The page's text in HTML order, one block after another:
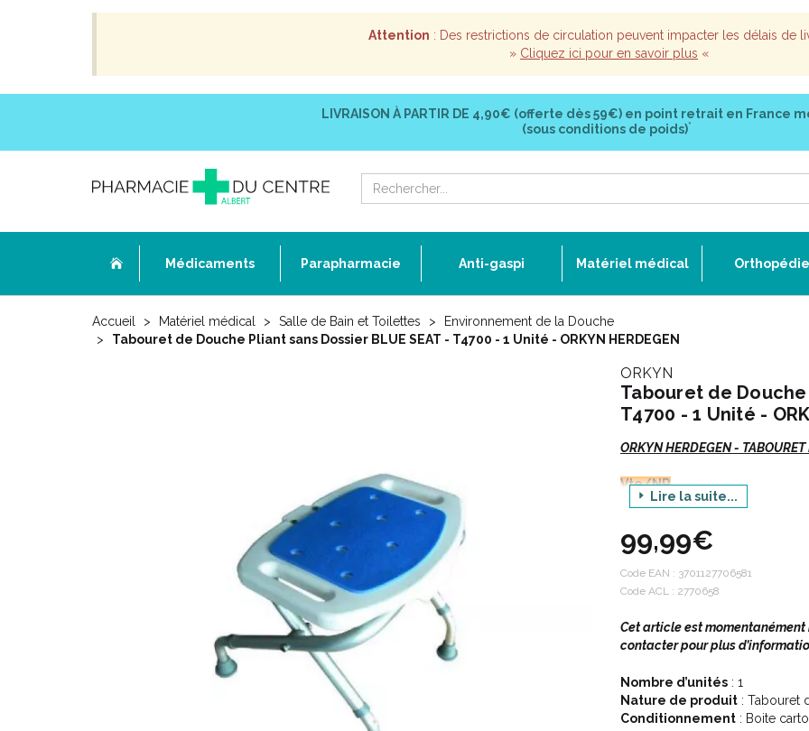
Attention : Des restrictions de circulation peuvent impacter les délais de
» Cliquez ici pour en savoir plus «
LIVRAISON À PARTIR DE 4,90€ (offerte dès 59€) en point retrait en France
(sous conditions de poids)*
Médicaments Parapharmacie Anti-gaspi Matériel médical Orthopédie
Accueil Matériel médical Salle de Bain et Toilettes
Environnement de la Douche
Tabouret de Douche Pliant sans Dossier BLUE SEAT - T4700 - 1 Unité - ORKYN HERDEGEN
ORKYN
Tabouret de Douche
T4700 - 1 Unité -
ORKYN HERDEGEN -
Vte/NR
Description :
Ce tabouret en
douche ou marche pieds.
pour un meilleur confort.
Caractéristiques :
Lire la suite...
99,99€
Code EAN : 3701127706581
Code ACL : 2770658
Cet article est
contacter pour plus
Nombre d’unités : 1
Nature de produit : Tabouret
Conditionnement : Boite